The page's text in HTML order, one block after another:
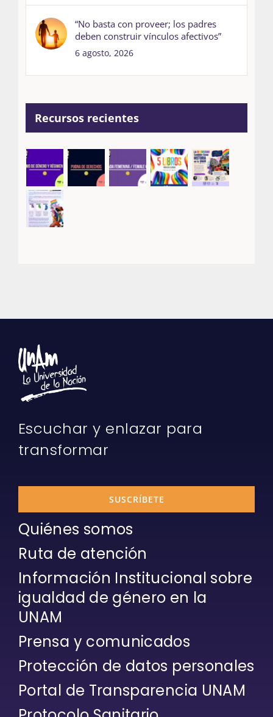
“No basta con proveer; los padres
deben construir vínculos afectivos”
6 agosto, 2026
Recursos recientes
Escuchar y enlazar para
transformar
SUSCRÍBETE
Quiénes somos
Ruta de atención
Información Institucional sobre
igualdad de género en la
UNAM
Prensa y comunicados
Protección de datos personales
Portal de Transparencia UNAM